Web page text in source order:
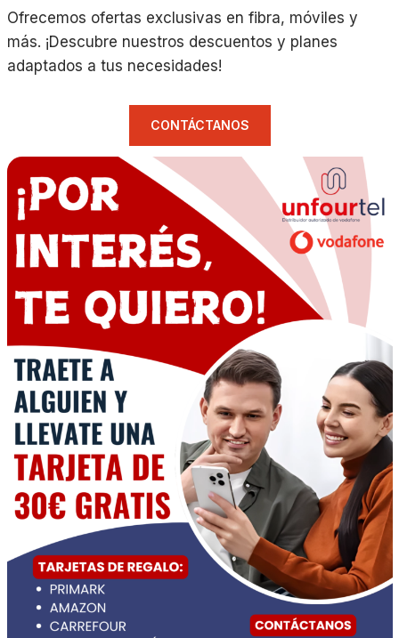
Ofrecemos ofertas exclusivas en fibra, móviles y
más. ¡Descubre nuestros descuentos y planes
adaptados a tus necesidades!
CONTÁCTANOS